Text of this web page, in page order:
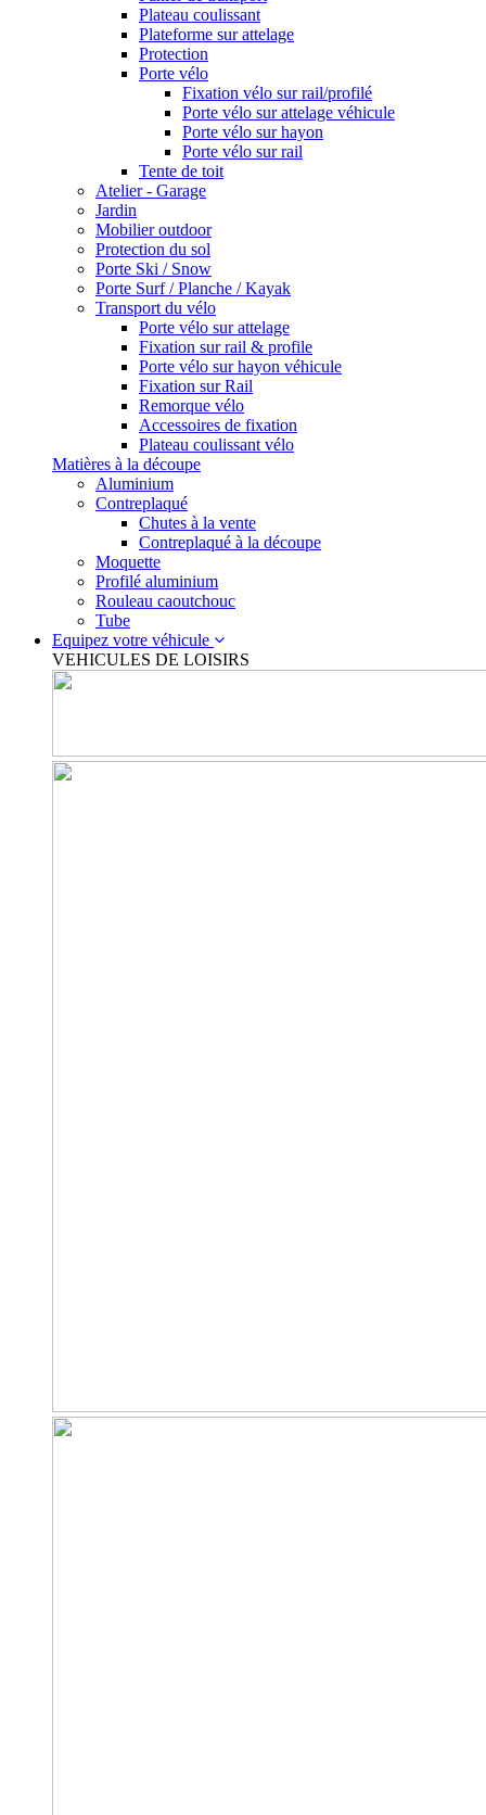
Plateau coulissant
Plateforme sur attelage
Protection
Porte vélo
Fixation vélo sur rail/profilé
Porte vélo sur attelage véhicule
Porte vélo sur hayon
Porte vélo sur rail
Tente de toit
Atelier - Garage
Jardin
Mobilier outdoor
Protection du sol
Porte Ski / Snow
Porte Surf / Planche / Kayak
Transport du vélo
Porte vélo sur attelage
Fixation sur rail & profile
Porte vélo sur hayon véhicule
Fixation sur Rail
Remorque vélo
Accessoires de fixation
Plateau coulissant vélo
Matières à la découpe
Aluminium
Contreplaqué
Chutes à la vente
Contreplaqué à la découpe
Moquette
Profilé aluminium
Rouleau caoutchouc
Tube
Equipez votre véhicule
VEHICULES DE LOISIRS